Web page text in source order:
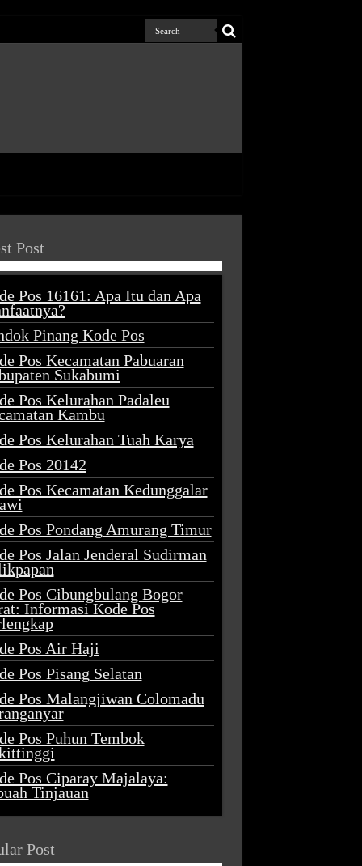
Post
Pos 16161: Apa Itu dan Apa
Pinang Kode Pos
Pos Kecamatan Pabuaran
Sukabumi
Pos Kelurahan Padaleu
Kambu
Pos Kelurahan Tuah Karya
Pos 20142
Pos Kecamatan Kedunggalar
Pos Pondang Amurang Timur
Pos Jalan Jenderal Sudirman
Pos Cibungbulang Bogor
Informasi Kode Pos
Pos Air Haji
Pos Pisang Selatan
Pos Malangjiwan Colomadu
Pos Puhun Tembok
Pos Ciparay Majalaya:
Tinjauan
Post